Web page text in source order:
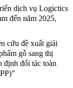
dịch vụ Logictics
đến năm 2025,
cứu đề xuất giải
gỗ sang thị
định đối tác toàn